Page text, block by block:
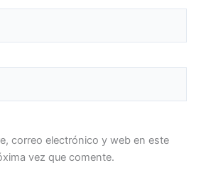
correo electrónico y web en este
vez que comente.